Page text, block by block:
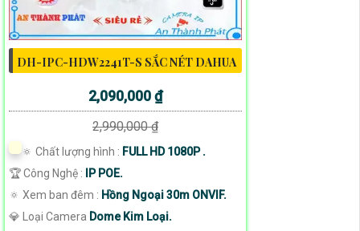
DH-IPC-HDW2241T-S SẮC NÉT DAHUA
2,090,000 ₫
2,990,000 ₫
🔅 Chất lượng hình : FULL HD 1080P .
🏆 Công Nghệ :
IP POE.
🔅 Xem ban đêm : Hồng Ngoại 30m ONVIF.
💎 Loại Camera Dome Kim Loại.